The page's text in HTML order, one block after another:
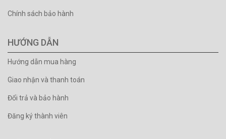
Chính sách bảo hành
HƯỚNG DẪN
Hướng dẫn mua hàng
Giao nhận và thanh toán
Đổi trả và bảo hành
Đăng ký thành viên